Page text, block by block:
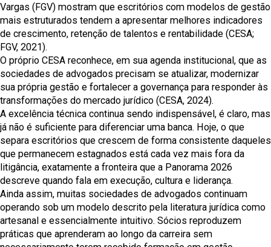
Vargas (FGV) mostram que escritórios com modelos de gestão
mais estruturados tendem a apresentar melhores indicadores
de crescimento, retenção de talentos e rentabilidade (CESA;
FGV, 2021).
O próprio CESA reconhece, em sua agenda institucional, que as
sociedades de advogados precisam se atualizar, modernizar
sua própria gestão e fortalecer a governança para responder às
transformações do mercado jurídico (CESA, 2024).
A excelência técnica continua sendo indispensável, é claro, mas
já não é suficiente para diferenciar uma banca. Hoje, o que
separa escritórios que crescem de forma consistente daqueles
que permanecem estagnados está cada vez mais fora da
litigância, exatamente a fronteira que a Panorama 2026
descreve quando fala em execução, cultura e liderança.
Ainda assim, muitas sociedades de advogados continuam
operando sob um modelo descrito pela literatura jurídica como
artesanal e essencialmente intuitivo. Sócios reproduzem
práticas que aprenderam ao longo da carreira sem